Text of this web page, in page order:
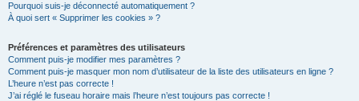
Pourquoi suis-je déconnecté automatiquement ?
À quoi sert « Supprimer les cookies » ?
Préférences et paramètres des utilisateurs
Comment puis-je modifier mes paramètres ?
Comment puis-je masquer mon nom d’utilisateur de la liste des utilisateurs en ligne ?
L’heure n’est pas correcte !
J’ai réglé le fuseau horaire mais l’heure n’est toujours pas correcte !